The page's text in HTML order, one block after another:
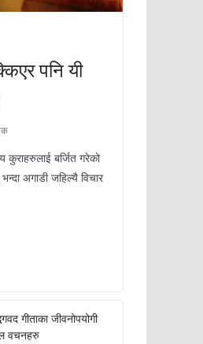
पनि यी
कुराहरुलाई बर्जित गरेको
अगाडी जहिल्यै विचार
गीताका जीवनोपयोगी
वचनहरु